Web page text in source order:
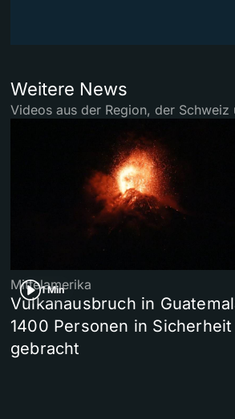
Weitere News
Videos aus der Region, der Schweiz
1 Min
Mittelamerika
Vulkanausbruch in
1400 Personen in Sicherheit
gebracht